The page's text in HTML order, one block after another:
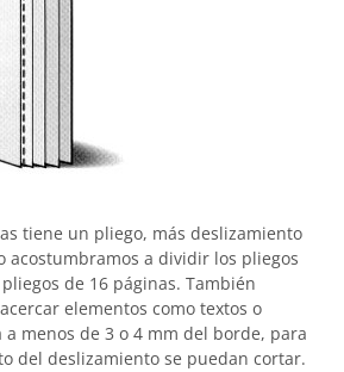
tiene un pliego, más deslizamiento
acostumbramos a dividir los pliegos
de 16 páginas. También
elementos como textos o
menos de 3 o 4 mm del borde, para
del deslizamiento se puedan cortar.